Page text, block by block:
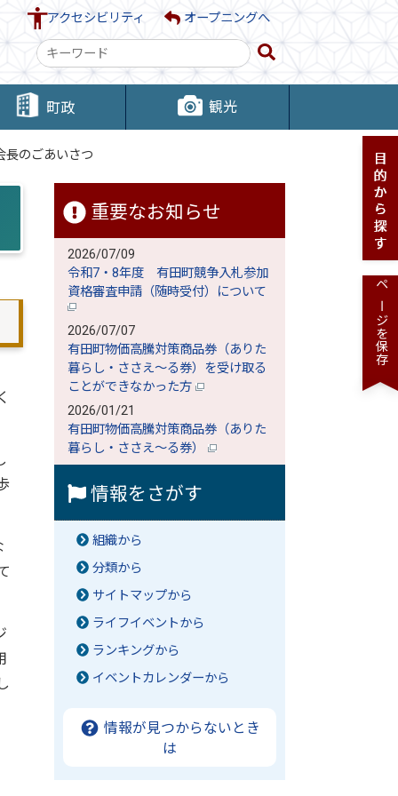
アクセシビリティ オープニングへ
検
索
キ
ー
ー
町政 観光
長のごあいさつ
重要なお知らせ
2026/07/09
令和7・8年度 有田町競争入札参加
資格審査申請（随時受付）について
2026/07/07
有田町物価高騰対策商品券（ありた
暮らし・ささえ～る券）を受け取る
ことができなかった方
2026/01/21
有田町物価高騰対策商品券（ありた
暮らし・ささえ～る券）
情報をさがす
組織から
分類から
サイトマップから
ライフイベントから
ランキングから
イベントカレンダーから
情報が見つからないとき
は
ページを保存